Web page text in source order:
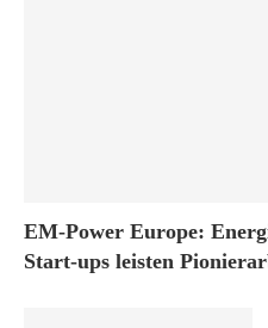
EM-Power Europe:
Start-ups leisten